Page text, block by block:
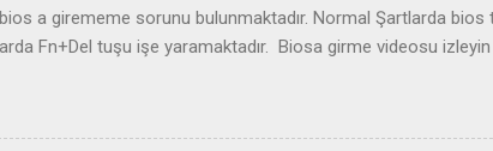
a girememe sorunu bulunmaktadır. Normal Şartlarda
Fn+Del tuşu işe yaramaktadır. Biosa girme videosu